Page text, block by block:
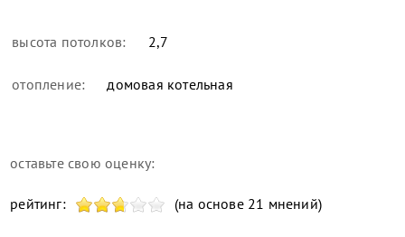
высота потолков: 2,7
отопление: домовая котельная
оставьте свою оценку:
рейтинг: (на основе 21 мнений)